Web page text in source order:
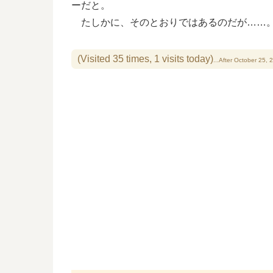
ーだと。
たしかに、そのとおりではあるのだが……
(Visited 35 times, 1 visits today)